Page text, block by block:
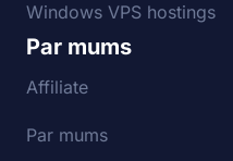
Windows VPS hostings
Par mums
Affiliate
Par mums